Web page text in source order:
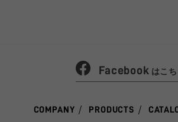
Facebook はこち
COMPANY PRODUCTS